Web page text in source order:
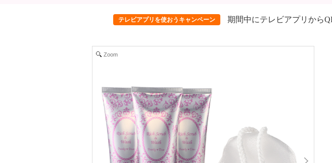
テレビアプリを使おうキャンペーン 期間中にテレビアプリから
Zoom